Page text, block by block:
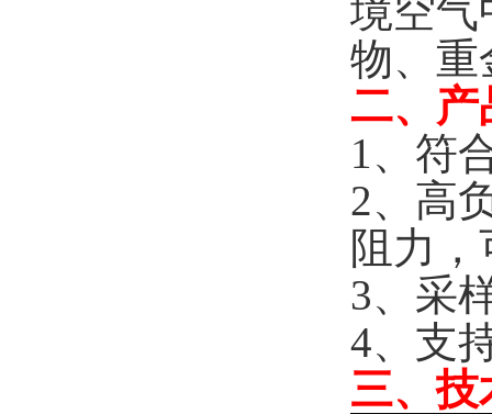
境空气
物、重
二、产
1、符
2、高
阻力
3、采
4、支
三、技